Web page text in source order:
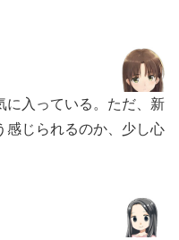
に入っている。ただ、新
感じられるのか、少し心